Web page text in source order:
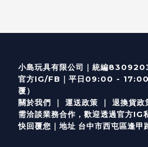
小島玩具有限公司｜統編
官方IG/FB ｜ 平日09:00 - 17:00
覆
關於我們 ｜ 運送政策 ｜ 退換貨政
需洽談業務合作，歡迎透過官方IG
快回覆您｜ 地址 台中市西屯區逢甲